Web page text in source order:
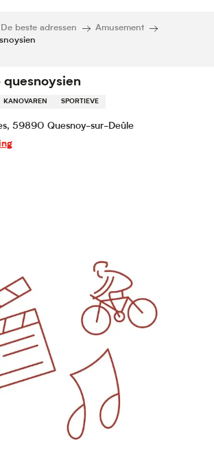
De beste adressen
Amusement
quesnoysien
KANOVAREN SPORTIEVE
59890 Quesnoy-sur-Deûle
favoris